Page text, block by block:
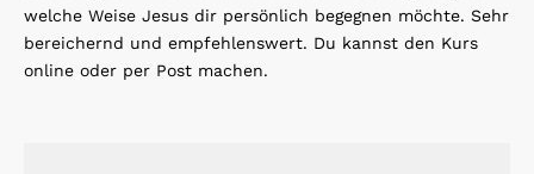
welche Weise Jesus dir persönlich begegnen möchte. Sehr
bereichernd und empfehlenswert. Du kannst den Kurs
online oder per Post machen.